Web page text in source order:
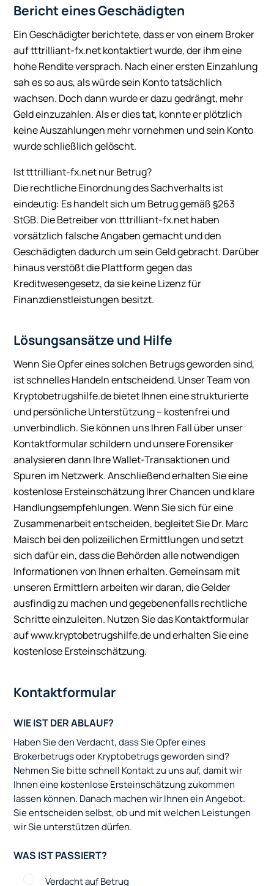
Bericht eines Geschädigten
Ein Geschädigter berichtete, dass er von einem Broker
auf tttrilliant-fx.net kontaktiert wurde, der ihm eine
hohe Rendite versprach. Nach einer ersten Einzahlung
sah es so aus, als würde sein Konto tatsächlich
wachsen. Doch dann wurde er dazu gedrängt, mehr
Geld einzuzahlen. Als er dies tat, konnte er plötzlich
keine Auszahlungen mehr vornehmen und sein Konto
wurde schließlich gelöscht.
Ist tttrilliant-fx.net nur Betrug?
Die rechtliche Einordnung des Sachverhalts ist
eindeutig: Es handelt sich um Betrug gemäß §263
StGB. Die Betreiber von tttrilliant-fx.net haben
vorsätzlich falsche Angaben gemacht und den
Geschädigten dadurch um sein Geld gebracht. Darüber
hinaus verstößt die Plattform gegen das
Kreditwesengesetz, da sie keine Lizenz für
Finanzdienstleistungen besitzt.
Lösungsansätze und Hilfe
Wenn Sie Opfer eines solchen Betrugs geworden sind,
ist schnelles Handeln entscheidend. Unser Team von
Kryptobetrugshilfe.de bietet Ihnen eine strukturierte
und persönliche Unterstützung – kostenfrei und
unverbindlich. Sie können uns Ihren Fall über unser
Kontaktformular schildern und unsere Forensiker
analysieren dann Ihre Wallet-Transaktionen und
Spuren im Netzwerk. Anschließend erhalten Sie eine
kostenlose Ersteinschätzung Ihrer Chancen und klare
Handlungsempfehlungen. Wenn Sie sich für eine
Zusammenarbeit entscheiden, begleitet Sie Dr. Marc
Maisch bei den polizeilichen Ermittlungen und setzt
sich dafür ein, dass die Behörden alle notwendigen
Informationen von Ihnen erhalten. Gemeinsam mit
unseren Ermittlern arbeiten wir daran, die Gelder
ausfindig zu machen und gegebenenfalls rechtliche
Schritte einzuleiten. Nutzen Sie das Kontaktformular
auf www.kryptobetrugshilfe.de und erhalten Sie eine
kostenlose Ersteinschätzung.
Kontaktformular
WIE IST DER ABLAUF?
Haben Sie den Verdacht, dass Sie Opfer eines
Brokerbetrugs oder Kryptobetrugs geworden sind?
Nehmen Sie bitte schnell Kontakt zu uns auf, damit wir
Ihnen eine kostenlose Ersteinschätzung zukommen
lassen können. Danach machen wir Ihnen ein Angebot.
Sie entscheiden selbst, ob und mit welchen Leistungen
wir Sie unterstützen dürfen.
WAS IST PASSIERT?
Verdacht auf Betrug